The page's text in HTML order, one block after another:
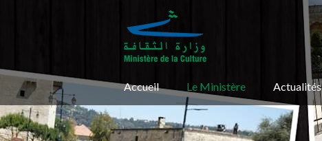
Accueil Le Ministère Actualités